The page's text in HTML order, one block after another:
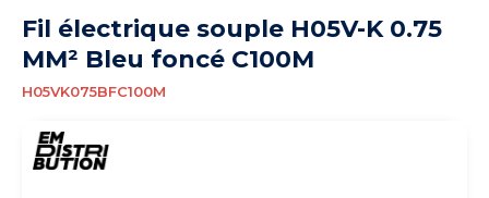
Fil électrique souple H05V-K 0.75
MM² Bleu foncé C100M
H05VK075BFC100M